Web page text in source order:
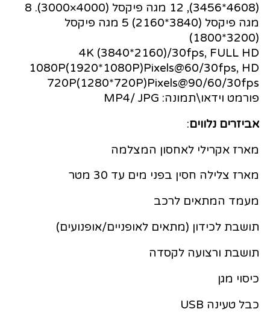
(4608*3456), 12 מגה פיקסל (4000×3000). 8
מגה פיקסל (3840*2160) 5 מגה פיקסל
(3200*1800)
4K (3840*2160)/30fps, FULL HD
1080P(1920*1080P)Pixels@60/30fps, HD
720P(1280*720P)Pixels@90/60/30fps
פורמט וידאו\תמונה: MP4/ JPG
אביזרים נלווים:
מארז אקרילי לאחסון המצלמה
מארז צלילה חסין בפני מים עד 30 מטר
מעמד המתאים לרכב
תושבת לכידון (מתאים לאופניים/אופנועים)
תושבת ורצועה לקסדה
כיסוי מגן
כבל טעינה USB